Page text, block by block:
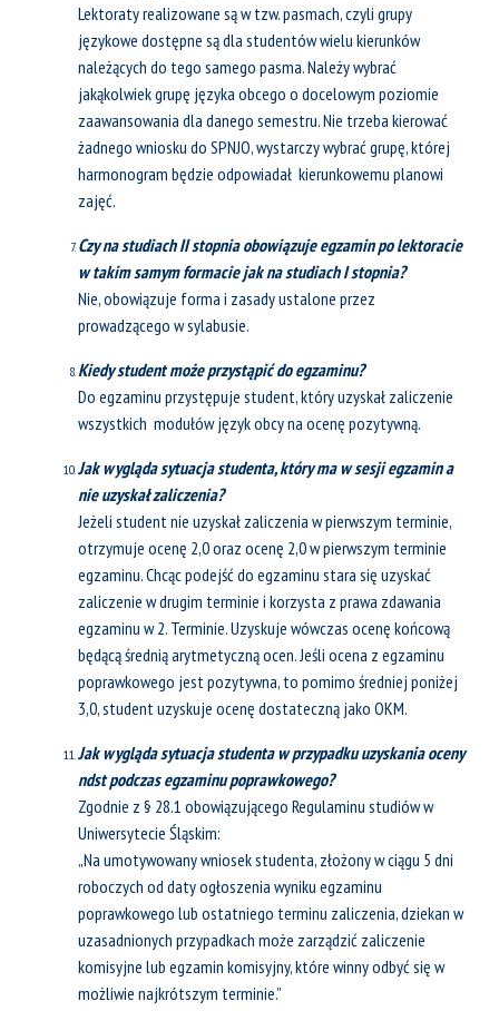
Lektoraty realizowane są w tzw. pasmach, czyli grupy
językowe dostępne są dla studentów wielu kierunków
należących do tego samego pasma. Należy wybrać
jakąkolwiek grupę języka obcego o docelowym poziomie
zaawansowania dla danego semestru. Nie trzeba kierować
żadnego wniosku do SPNJO, wystarczy wybrać grupę, której
harmonogram będzie odpowiadał kierunkowemu planowi
zajęć.
Czy na studiach II stopnia obowiązuje egzamin po lektoracie
w takim samym formacie jak na studiach I stopnia?
Nie, obowiązuje forma i zasady ustalone przez
prowadzącego w sylabusie.
Kiedy student może przystąpić do egzaminu?
Do egzaminu przystępuje student, który uzyskał zaliczenie
wszystkich modułów język obcy na ocenę pozytywną.
Jak wygląda sytuacja studenta, który ma w sesji egzamin a
nie uzyskał zaliczenia?
Jeżeli student nie uzyskał zaliczenia w pierwszym terminie,
otrzymuje ocenę 2,0 oraz ocenę 2,0 w pierwszym terminie
egzaminu. Chcąc podejść do egzaminu stara się uzyskać
zaliczenie w drugim terminie i korzysta z prawa zdawania
egzaminu w 2. Terminie. Uzyskuje wówczas ocenę końcową
będącą średnią arytmetyczną ocen. Jeśli ocena z egzaminu
poprawkowego jest pozytywna, to pomimo średniej poniżej
3,0, student uzyskuje ocenę dostateczną jako OKM.
Jak wygląda sytuacja studenta w przypadku uzyskania oceny
ndst podczas egzaminu poprawkowego?
Zgodnie z § 28.1 obowiązującego Regulaminu studiów w
Uniwersytecie Śląskim:
„Na umotywowany wniosek studenta, złożony w ciągu 5 dni
roboczych od daty ogłoszenia wyniku egzaminu
poprawkowego lub ostatniego terminu zaliczenia, dziekan w
uzasadnionych przypadkach może zarządzić zaliczenie
komisyjne lub egzamin komisyjny, które winny odbyć się w
możliwie najkrótszym terminie.”